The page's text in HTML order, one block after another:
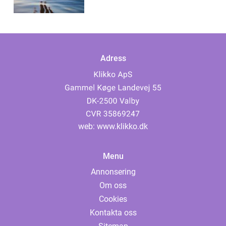
Adress
web: www.klikko.dk
Menu
Annonsering
Om oss
Cookies
Kontakta oss